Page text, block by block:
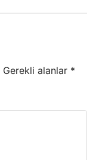
Gerekli alanlar *